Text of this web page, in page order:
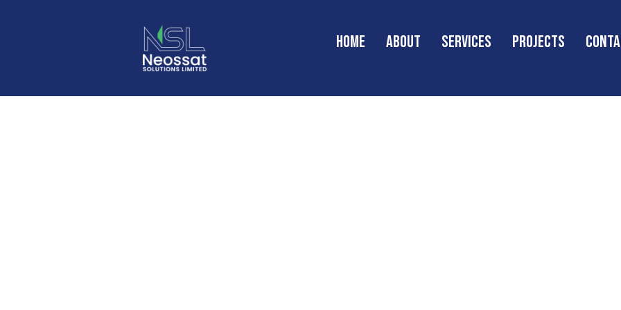
Home About Services Projects